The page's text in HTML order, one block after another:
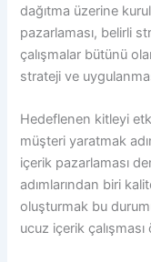
dağıtma üzerine
pazarlaması, belirli
çalışmalar bütünü
strateji ve
Hedeflenen kitleyi
müşteri yaratmak
içerik pazarlaması
adımlarından biri
oluşturmak bu
ucuz içerik